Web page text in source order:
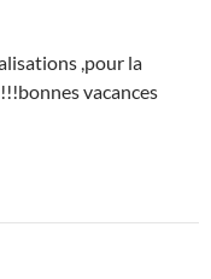
,pour la
vacances